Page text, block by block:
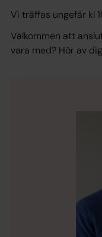
Vi träffas ungefär kl
Välkommen att
vara med? Hör av